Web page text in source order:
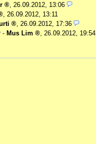
, 26.09.2012, 13:06
, 26.09.2012, 13:11
, 26.09.2012, 17:36
- Mus Lim , 26.09.2012, 19:54